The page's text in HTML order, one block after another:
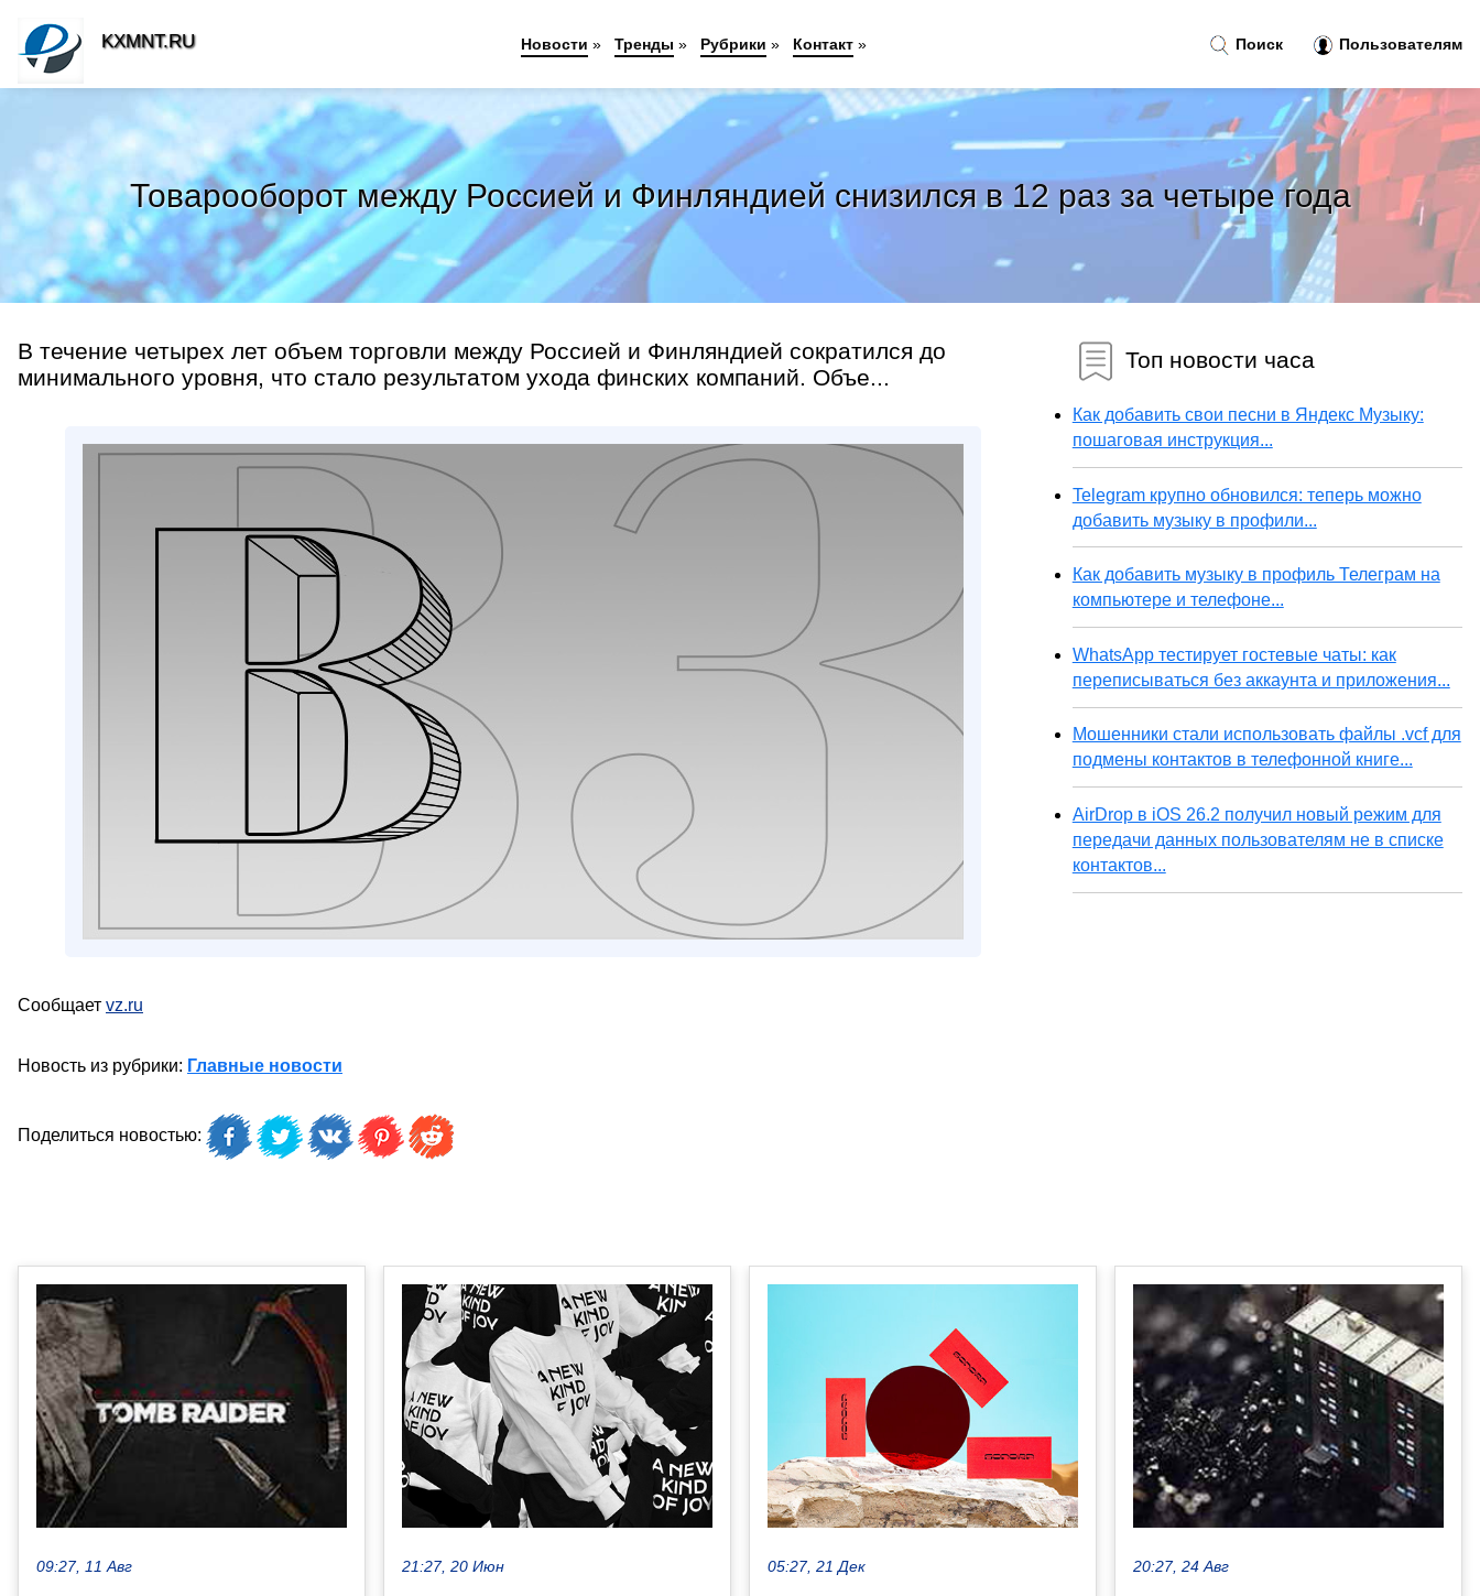
Товарооборот между Россией и Финляндией снизился в 12 раз за четыре года
В течение четырех лет объем торговли между Россией и Финляндией сократился до
минимального уровня, что стало результатом ухода финских компаний. Объе...
Сообщает vz.ru
Новость из рубрики: Главные новости
Поделиться новостью:
Топ новости часа
Как добавить свои песни в Яндекс Музыку:
пошаговая инструкция...
Telegram крупно обновился: теперь можно
добавить музыку в профили...
Как добавить музыку в профиль Телеграм на
компьютере и телефоне...
WhatsApp тестирует гостевые чаты: как
переписываться без аккаунта и приложения...
Мошенники стали использовать файлы .vcf для
подмены контактов в телефонной книге...
AirDrop в iOS 26.2 получил новый режим для
передачи данных пользователям не в списке
контактов...
09:27, 11 Авг 21:27, 20 Июн 05:27, 21 Дек 20:27, 24 Авг
Поиск Пользователям
KXMNT.RU Новости » Тренды » Рубрики » Контакт»